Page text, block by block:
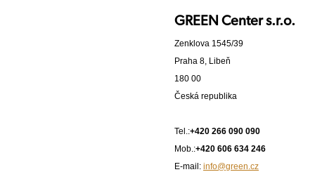
GREEN Center s.r.o.
Zenklova 1545/39
Praha 8, Libeň
180 00
Česká republika
Tel.:+420 266 090 090
Mob.:+420 606 634 246
E-mail: info@green.cz